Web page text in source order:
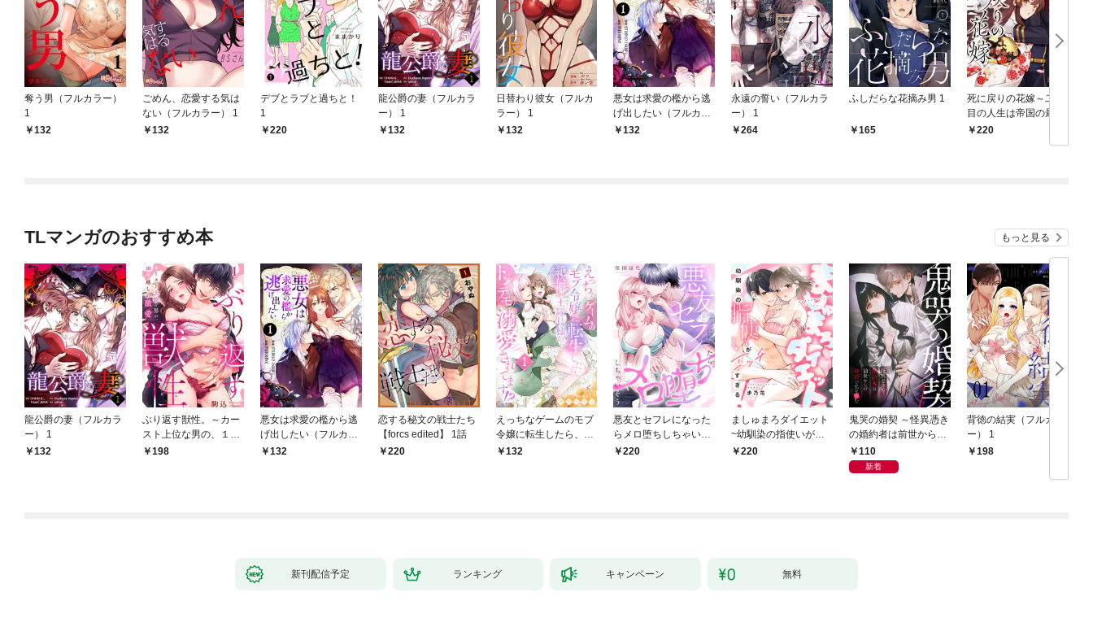
奪う男（フルカラー）
1
132
ごめん、恋愛する気は
ない（フルカラー） 1
132
デブとラブと過ちと！
1
220
龍公爵の妻（フルカラ
ー） 1
132
日替わり彼女（フルカ
ラー） 1
132
悪女は求愛の檻から逃
げ出したい（フルカラ
ー） 1
132
永遠の誓い（フルカラ
ー） 1
264
ふしだらな花摘み男 1
165
死に戻りの花嫁～二度
目の人生は帝国の最強
退魔師に溺愛される～
220
TLマンガのおすすめ本 もっと見る
龍公爵の妻（フルカラ
ー） 1
132
ぶり返す獣性。～カー
スト上位な男の、１０
年越しの激愛１
198
悪女は求愛の檻から逃
げ出したい（フルカラ
ー） 1
132
恋する秘文の戦士たち
【forcs edited】 1話
220
えっちなゲームのモブ
令嬢に転生したら、絶
倫騎士隊長様からトン
132
悪友とセフレになった
らメロ堕ちしちゃいそ
う(1)
220
ましゅまろダイエット
~幼馴染の指使いがエ
ッチすぎる！~(1)
220
鬼哭の婚契 ～怪異憑き
の婚約者は前世からの
執愛で私を蝕む～
（1）
110
新着
背徳の結実（フルカラ
ー） 1
198
新刊配信予定 ランキング キャンペーン 無料